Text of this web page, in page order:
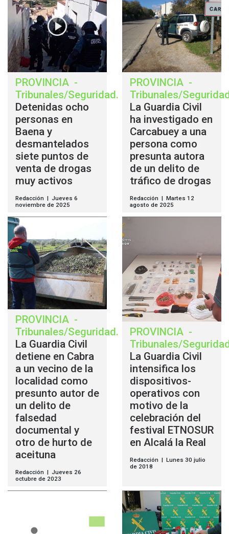
PROVINCIA -
Tribunales/Seguridad.
Detenidas ocho
personas en
Baena y
desmantelados
siete puntos de
venta de drogas
muy activos
Redacción | Jueves 6
noviembre de 2025
PROVINCIA -
Tribunales/
La Guardia Civil
ha investigado en
Carcabuey a una
persona como
presunta autora
de un delito de
tráfico de drogas
Redacción | Martes 12
agosto de 2025
PROVINCIA -
Tribunales/Seguridad.
La Guardia Civil
detiene en Cabra
a un vecino de la
localidad como
presunto autor de
un delito de
falsedad
documental y
otro de hurto de
aceituna
Redacción | Jueves 26
octubre de 2023
PROVINCIA -
Tribunales/
La Guardia Civil
intensifica los
dispositivos-
operativos con
motivo de la
celebración del
festival ETNOSUR
en Alcalá la Real
Redacción | Lunes 30 julio
de 2018